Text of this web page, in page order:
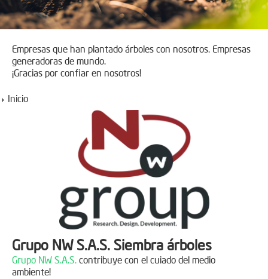
Empresas que han plantado árboles con nosotros. Empresas
generadoras de mundo.
¡Gracias por confiar en nosotros!
Inicio
Grupo NW S.A.S. Siembra árboles
Grupo NW S.A.S. contribuye con el cuiado del medio
ambiente!